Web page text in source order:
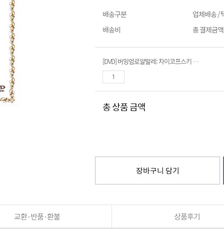
배송구분
업체배송 /
배송비
총 결제금
[DVD] 버밍엄로얄발레: 차이코프스키 호두까기인형 (The Nutcracker)
총 상품 금액
장바구니 담기
교환·반품·환불 상품후기